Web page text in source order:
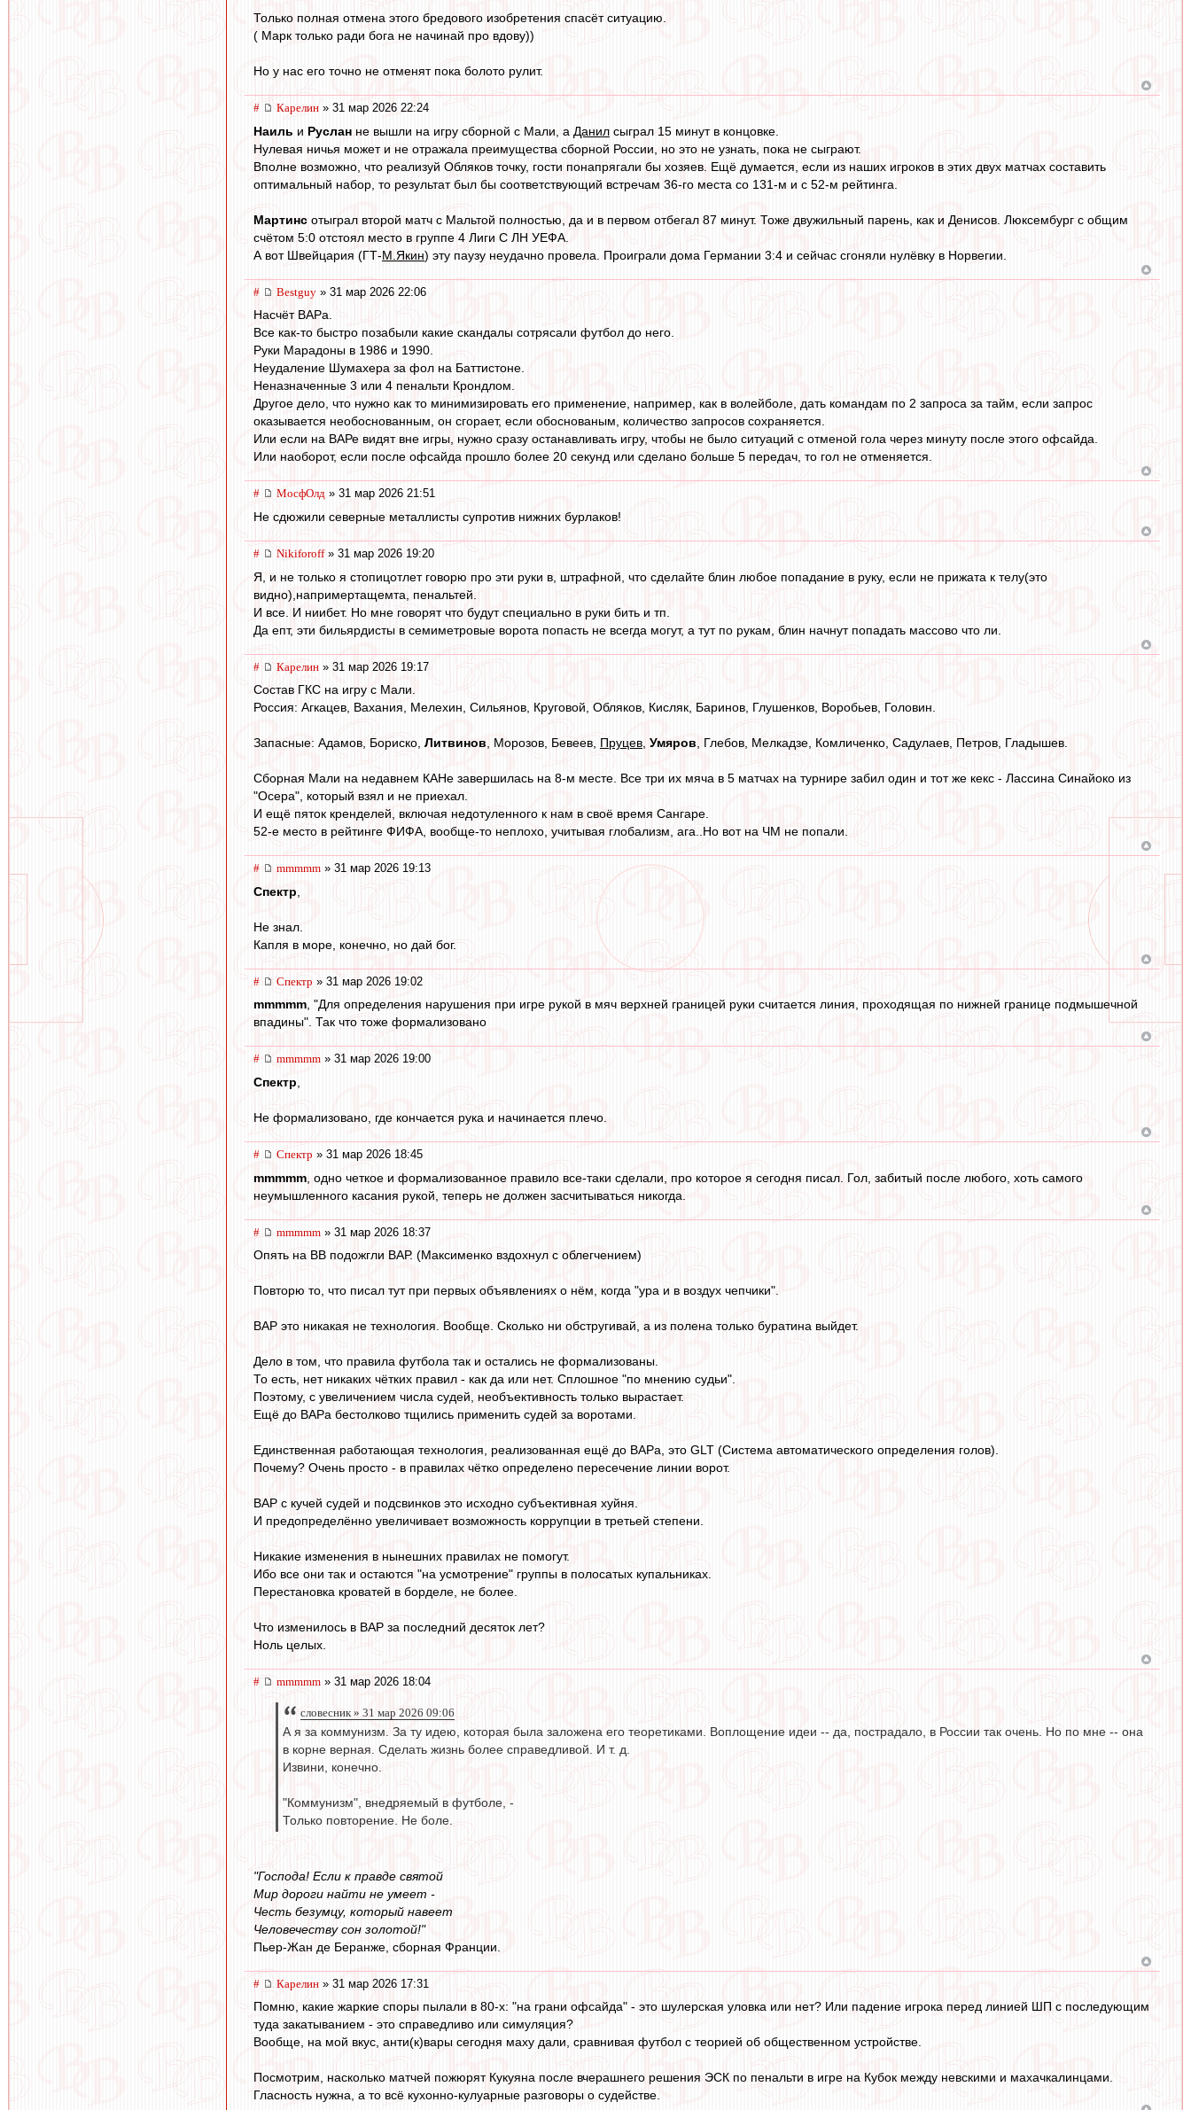
Только полная отмена этого бредового изобретения спасёт ситуацию.
( Марк только ради бога не начинай про вдову))
Но у нас его точно не отменят пока болото рулит.
# Карелин » 31 мар 2026 22:24
Наиль и Руслан не вышли на игру сборной с Мали, а Данил сыграл 15 минут в концовке.
Нулевая ничья может и не отражала преимущества сборной России, но это не узнать, пока не сыграют.
Вполне возможно, что реализуй Обляков точку, гости понапрягали бы хозяев. Ещё думается, если из наших игроков в этих двух матчах составить
оптимальный набор, то результат был бы соответствующий встречам 36-го места со 131-м и с 52-м рейтинга.
Мартинс отыграл второй матч с Мальтой полностью, да и в первом отбегал 87 минут. Тоже двужильный парень, как и Денисов. Люксембург с общим
счётом 5:0 отстоял место в группе 4 Лиги С ЛН УЕФА.
А вот Швейцария (ГТ-М.Якин) эту паузу неудачно провела. Проиграли дома Германии 3:4 и сейчас сгоняли нулёвку в Норвегии.
# Bestguy » 31 мар 2026 22:06
Насчёт ВАРа.
Все как-то быстро позабыли какие скандалы сотрясали футбол до него.
Руки Марадоны в 1986 и 1990.
Неудаление Шумахера за фол на Баттистоне.
Неназначенные 3 или 4 пенальти Крондлом.
Другое дело, что нужно как то минимизировать его применение, например, как в волейболе, дать командам по 2 запроса за тайм, если запрос
оказывается необоснованным, он сгорает, если обоснованым, количество запросов сохраняется.
Или если на ВАРе видят вне игры, нужно сразу останавливать игру, чтобы не было ситуаций с отменой гола через минуту после этого офсайда.
Или наоборот, если после офсайда прошло более 20 секунд или сделано больше 5 передач, то гол не отменяется.
# МосфОлд » 31 мар 2026 21:51
Не сдюжили северные металлисты супротив нижних бурлаков!
# Nikiforoff» 31 мар 2026 19:20
Я, и не только я стопицотлет говорю про эти руки в, штрафной, что сделайте блин любое попадание в руку, если не прижата к телу(это
видно),напримертащемта, пенальтей.
И все. И ниибет. Но мне говорят что будут специально в руки бить и тп.
Да епт, эти бильярдисты в семиметровые ворота попасть не всегда могут, а тут по рукам, блин начнут попадать массово что ли.
# Карелин » 31 мар 2026 19:17
Состав ГКС на игру с Мали.
Россия: Агкацев, Вахания, Мелехин, Сильянов, Круговой, Обляков, Кисляк, Баринов, Глушенков, Воробьев, Головин.
Запасные: Адамов, Бориско, Литвинов, Морозов, Бевеев, Пруцев, Умяров, Глебов, Мелкадзе, Комличенко, Садулаев, Петров, Гладышев.
Сборная Мали на недавнем КАНе завершилась на 8-м месте. Все три их мяча в 5 матчах на турнире забил один и тот же кекс - Лассина Синайоко из
"Осера", который взял и не приехал.
И ещё пяток кренделей, включая недотуленного к нам в своё время Сангаре.
52-е место в рейтинге ФИФА, вообще-то неплохо, учитывая глобализм, ага..Но вот на ЧМ не попали.
# mmmmm » 31 мар 2026 19:13
Спектр
Не знал.
Капля в море, конечно, но дай бог.
# Спектр » 31 мар 2026 19:02
mmmmm, "Для определения нарушения при игре рукой в мяч верхней границей руки считается линия, проходящая по нижней границе подмышечной
впадины". Так что тоже формализовано
# mmmmm » 31 мар 2026 19:00
Спектр
Не формализовано, где кончается рука и начинается плечо.
# Спектр » 31 мар 2026 18:45
mmmmm , одно четкое и формализованное правило все-таки сделали, про которое я сегодня писал. Гол, забитый после любого, хоть самого
неумышленного касания рукой, теперь не должен засчитываться никогда.
# mmmmm » 31 мар 2026 18:37
Опять на ВВ подожгли ВАР. (Максименко вздохнул с облегчением)
Повторю то, что писал тут при первых объявлениях о нём, когда "ура и в воздух чепчики".
ВАР это никакая не технология. Вообще. Сколько ни обстругивай, а из полена только буратина выйдет.
Дело в том, что правила футбола так и остались не формализованы.
То есть, нет никаких чётких правил - как да или нет. Сплошное "по мнению судьи".
Поэтому, с увеличением числа судей, необъективность только вырастает.
Ещё до ВАРа бестолково тщились применить судей за воротами.
Единственная работающая технология, реализованная ещё до ВАРа, это GLT (Система автоматического определения голов).
Почему? Очень просто - в правилах чётко определено пересечение линии ворот.
ВАР с кучей судей и подсвинков это исходно субъективная хуйня.
И предопределённо увеличивает возможность коррупции в третьей степени.
Никакие изменения в нынешних правилах не помогут.
Ибо все они так и остаются "на усмотрение" группы в полосатых купальниках.
Перестановка кроватей в борделе, не более.
Что изменилось в ВАР за последний десяток лет?
Ноль целых.
# mmmmm » 31 мар 2026 18:04
словесник » 31 мар 2026 09:06
А я за коммунизм. За ту идею, которая была заложена его теоретиками. Воплощение идеи -- да, пострадало, в России так очень. Но по мне -- она
в корне верная. Сделать жизнь более справедливой. И т. д.
Извини, конечно.
"Коммунизм", внедряемый в футболе, -
Только повторение. Не боле.
"Господа! Если к правде святой
Мир дороги найти не умеет -
Честь безумцу, который навеет
Человечеству сон золотой!"
Пьер-Жан де Беранже, сборная Франции.
# Карелин » 31 мар 2026 17:31
Помню, какие жаркие споры пылали в 80-х: "на грани офсайда" - это шулерская уловка или нет? Или падение игрока перед линией ШП с последующим
туда закатыванием - это справедливо или симуляция?
Вообще, на мой вкус, анти(к)вары сегодня маху дали, сравнивая футбол с теорией об общественном устройстве.
Посмотрим, насколько матчей пожюрят Кукуяна после вчерашнего решения ЭСК по пенальти в игре на Кубок между невскими и махачкалинцами.
Гласность нужна, а то всё кухонно-кулуарные разговоры о судействе.